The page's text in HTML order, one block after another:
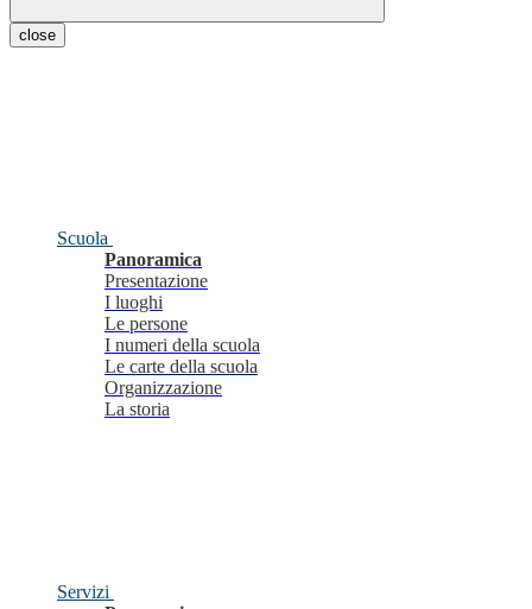
close
Scuola
Panoramica
Presentazione
I luoghi
Le persone
I numeri della scuola
Le carte della scuola
Organizzazione
La storia
Servizi